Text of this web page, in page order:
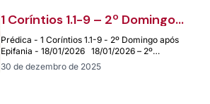
1 Coríntios 1.1-9 – 2º Domingo
após Epifania – 18/01/2026
Prédica - 1 Coríntios 1.1-9 - 2º Domingo após
Epifania - 18/01/2026 18/01/2026 – 2º
Domingo após Epifania Prédica:…
30 de dezembro de 2025